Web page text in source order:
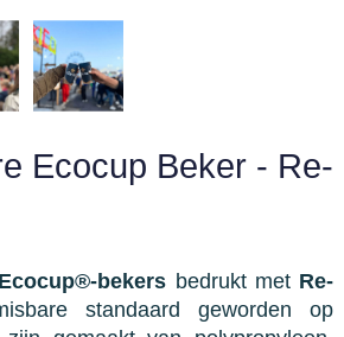
Ecocup Beker - Re-
bekers bedrukt met Re-
standaard geworden op